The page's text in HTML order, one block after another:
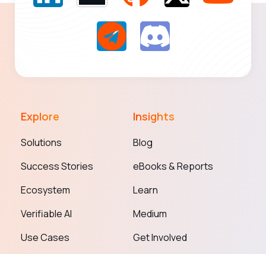
Explore
Solutions
Success Stories
Ecosystem
Verifiable AI
Use Cases
Insights
Blog
eBooks & Reports
Learn
Medium
Get Involved